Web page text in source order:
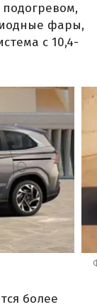
фары,
с 10,4-
более